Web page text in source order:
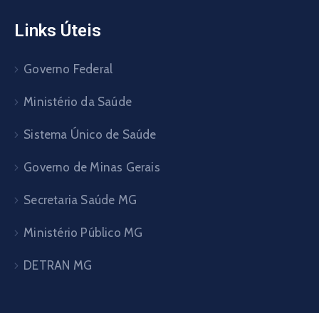
Links Úteis
Governo Federal
Ministério da Saúde
Sistema Único de Saúde
Governo de Minas Gerais
Secretaria Saúde MG
Ministério Público MG
DETRAN MG